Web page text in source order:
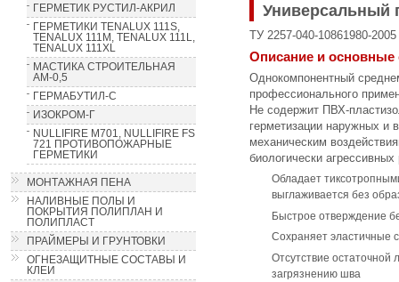
ГЕРМЕТИК РУСТИЛ-АКРИЛ
ГЕРМЕТИКИ TENALUX 111S,
TENALUX 111M, TENALUX 111L,
TENALUX 111XL
МАСТИКА СТРОИТЕЛЬНАЯ
AM-0,5
ГЕРМАБУТИЛ-С
ИЗОКРОМ-Г
NULLIFIRE M701, NULLIFIRE FS
721 ПРОТИВОПОЖАРНЫЕ
ГЕРМЕТИКИ
МОНТАЖНАЯ ПЕНА
НАЛИВНЫЕ ПОЛЫ И
ПОКРЫТИЯ ПОЛИПЛАН И
ПОЛИПЛАСТ
ПРАЙМЕРЫ И ГРУНТОВКИ
ОГНЕЗАЩИТНЫЕ СОСТАВЫ И
КЛЕИ
Универсальный
ТУ 2257-040-10861980-2005
Описание и основные
Однокомпонентный
профессионального
Не содержит ПВХ-
герметизации наружных и
механическим
биологически
Обладает
выглаживается без
Быстрое отверждение
Сохраняет эластичные
Отсутствие остаточной
загрязнению шва